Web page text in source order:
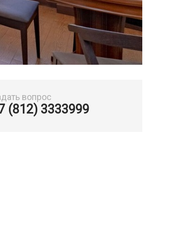
вопрос
(812) 3333999